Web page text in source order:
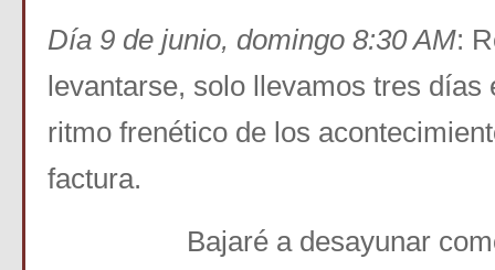
Día 9 de junio, domingo 8:30 AM:
levantarse, solo llevamos tres días
ritmo frenético de los
factura.
Bajaré a desayunar como